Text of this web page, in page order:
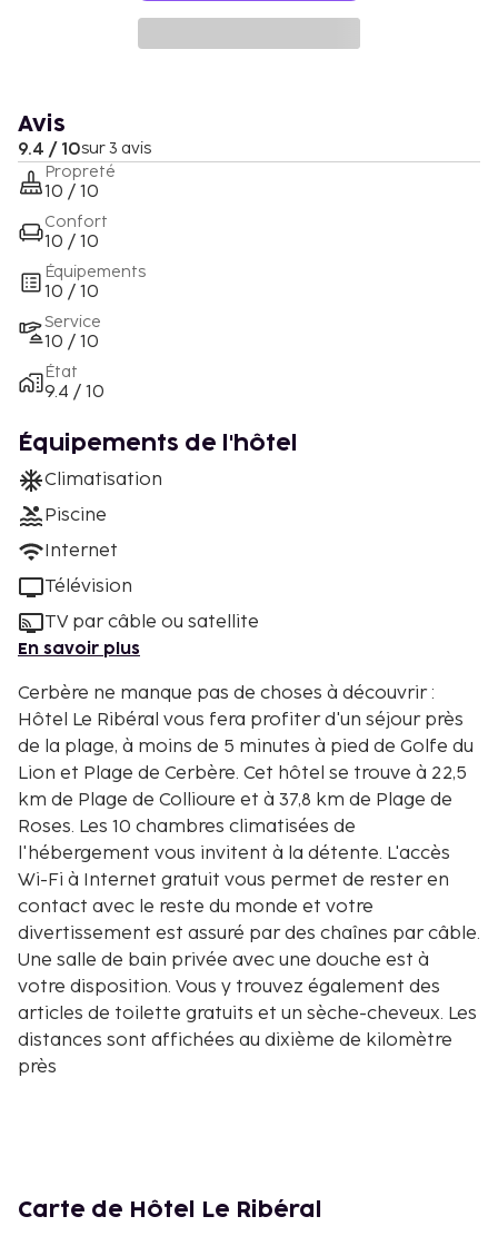
Avis
9.4 / 10sur 3 avis
Propreté
10 / 10
Confort
10 / 10
Équipements
10 / 10
Service
10 / 10
État
9.4 / 10
Équipements de l'hôtel
Climatisation
Piscine
Internet
Télévision
TV par câble ou satellite
En savoir plus
Cerbère ne manque pas de choses à découvrir :
Hôtel Le Ribéral vous fera profiter d'un séjour près
de la plage, à moins de 5 minutes à pied de Golfe du
Lion et Plage de Cerbère. Cet hôtel se trouve à 22,5
km de Plage de Collioure et à 37,8 km de Plage de
Roses. Les 10 chambres climatisées de
l'hébergement vous invitent à la détente. L'accès
Wi-Fi à Internet gratuit vous permet de rester en
contact avec le reste du monde et votre
divertissement est assuré par des chaînes par câble.
Une salle de bain privée avec une douche est à
votre disposition. Vous y trouvez également des
articles de toilette gratuits et un sèche-cheveux. Les
distances sont affichées au dixième de kilomètre
près
Caletto El Cano - 1,2 km
Carte de Hôtel Le Ribéral